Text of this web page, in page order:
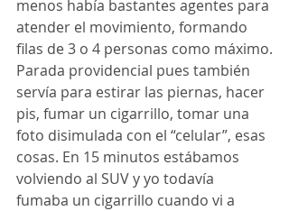
menos había bastantes agentes para
atender el movimiento, formando
filas de 3 o 4 personas como máximo.
Parada providencial pues también
servía para estirar las piernas, hacer
pis, fumar un cigarrillo, tomar una
foto disimulada con el “celular”, esas
cosas. En 15 minutos estábamos
volviendo al SUV y yo todavía
fumaba un cigarrillo cuando vi a